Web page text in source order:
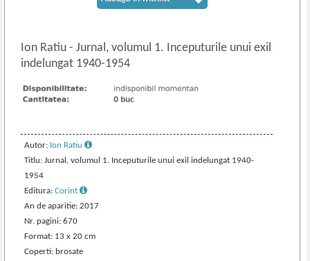
Ion Ratiu- Jurnal, volumul 1. Inceputurile unui exil
indelungat 1940-1954
Autor: Ion Ratiu
Titlu: Jurnal, volumul 1. Inceputurile unui exil indelungat 1940-
1954
Editura:Corint
An de aparitie: 2017
Nr. pagini: 670
Format: 13 x 20 cm
Coperti: brosate